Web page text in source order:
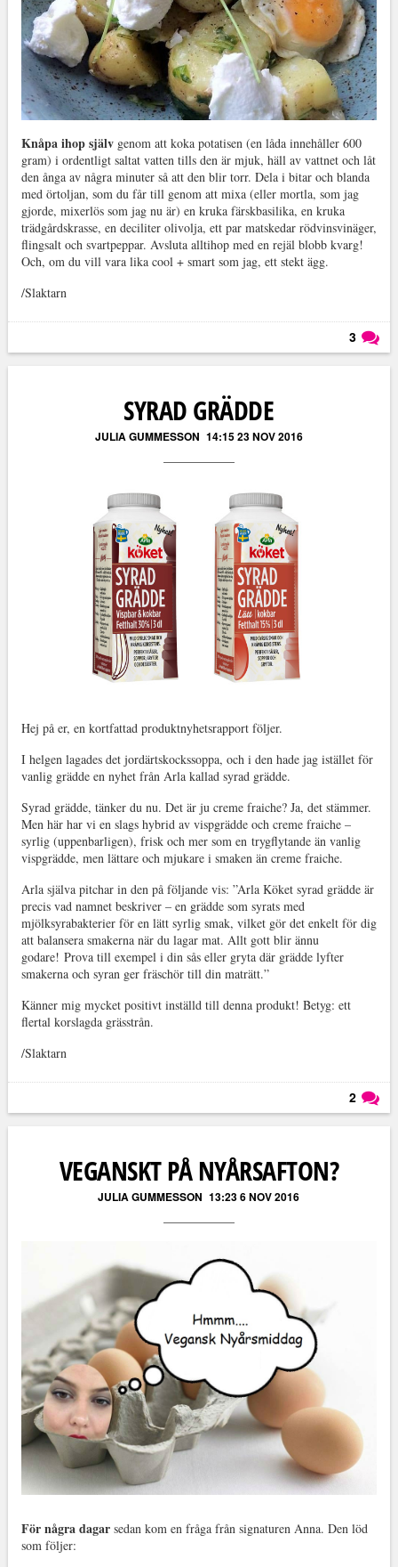
Knåpa ihop självgenom att koka potatisen (en låda innehåller 600
gram) i ordentligt saltat vatten tills den är mjuk, häll av vattnet och låt
den ånga av några minuter så att den blir torr. Dela i bitar och blanda
med örtoljan, som du får till genom att mixa (eller mortla, som jag
gjorde, mixerlös som jag nu är) en kruka färskbasilika, en kruka
trädgårdskrasse, en deciliter olivolja, ett par matskedar rödvinsvinäger,
flingsalt och svartpeppar. Avsluta alltihop med en rejäl blobb kvarg!
Och, om du vill vara lika cool + smart som jag, ett stekt ägg.
/Slaktarn
3
SYRAD GRÄDDE
JULIA GUMMESSON 14:15 23 NOV 2016
Hej på er, en kortfattad produktnyhetsrapport följer.
I helgen lagades det jordärtskockssoppa, och i den hade jag istället för
vanlig grädde en nyhet från Arla kallad syrad grädde.
Syrad grädde, tänker du nu. Det är ju creme fraiche? Ja, det stämmer.
Men här har vi en slags hybrid av vispgrädde och creme fraiche –
syrlig (uppenbarligen), frisk och mer som en trygflytande än vanlig
vispgrädde, men lättare och mjukare i smaken än creme fraiche.
Arla själva pitchar in den på följande vis: ”Arla Köket syrad grädde är
precis vad namnet beskriver – en grädde som syrats med
mjölksyrabakterier för en lätt syrlig smak, vilket gör det enkelt för dig
att balansera smakerna när du lagar mat. Allt gott blir ännu
godare! Prova till exempel i din sås eller gryta där grädde lyfter
smakerna och syran ger fräschör till din maträtt.”
Känner mig mycket positivt inställd till denna produkt! Betyg: ett
flertal korslagda grässtrån.
/Slaktarn
2
VEGANSKT PÅ NYÅRSAFTON?
JULIA GUMMESSON 13:23 6 NOV 2016
För några dagarsedan kom en fråga från signaturen Anna. Den löd
som följer: